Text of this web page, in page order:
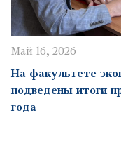
Май 16, 2026
На факультете
подведены итоги
года